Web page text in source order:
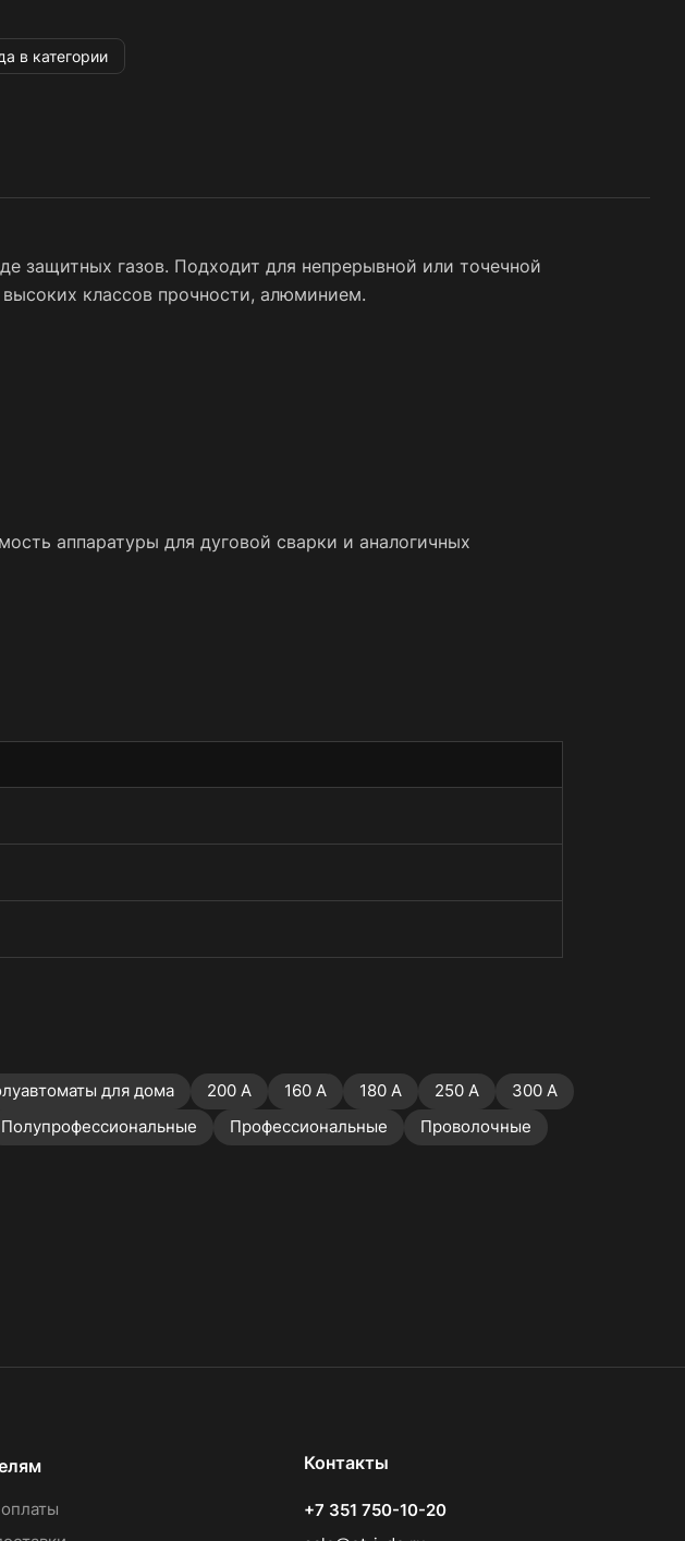
и точечной сварки.
0.6-0.8 мм
в категории
защитных газов. Подходит для непрерывной или точечной
классов прочности, алюминием.
аппаратуры для дуговой сварки и аналогичных
для дома 200 А 160 А 180 А 250 А
300 А
Полупрофессиональные Профессиональные
Проволочные
Контакты
+7 351 750-10-20